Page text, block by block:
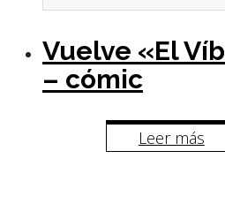
Vuelve «El
– cómic
Leer más